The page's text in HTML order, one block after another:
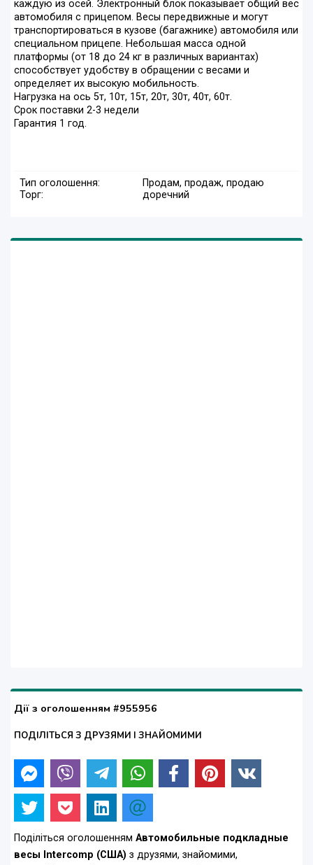
каждую из осей. Электронный блок показывает общий вес
автомобиля с прицепом. Весы передвижные и могут
транспортироваться в кузове (багажнике) автомобиля или
специальном прицепе. Небольшая масса одной
платформы (от 18 до 24 кг в различных вариантах)
способствует удобству в обращении с весами и
определяет их высокую мобильность.
Нагрузка на ось 5т, 10т, 15т, 20т, 30т, 40т, 60т.
Срок поставки 2-3 недели
Гарантия 1 год.
Тип оголошення:
Продам, продаж, продаю
Торг:
доречний
Дії з оголошенням #955956
ПОДІЛІТЬСЯ З ДРУЗЯМИ І ЗНАЙОМИМИ
Поділіться оголошенням Автомобильные подкладные
весы Intercomp (США) з друзями, знайомими,